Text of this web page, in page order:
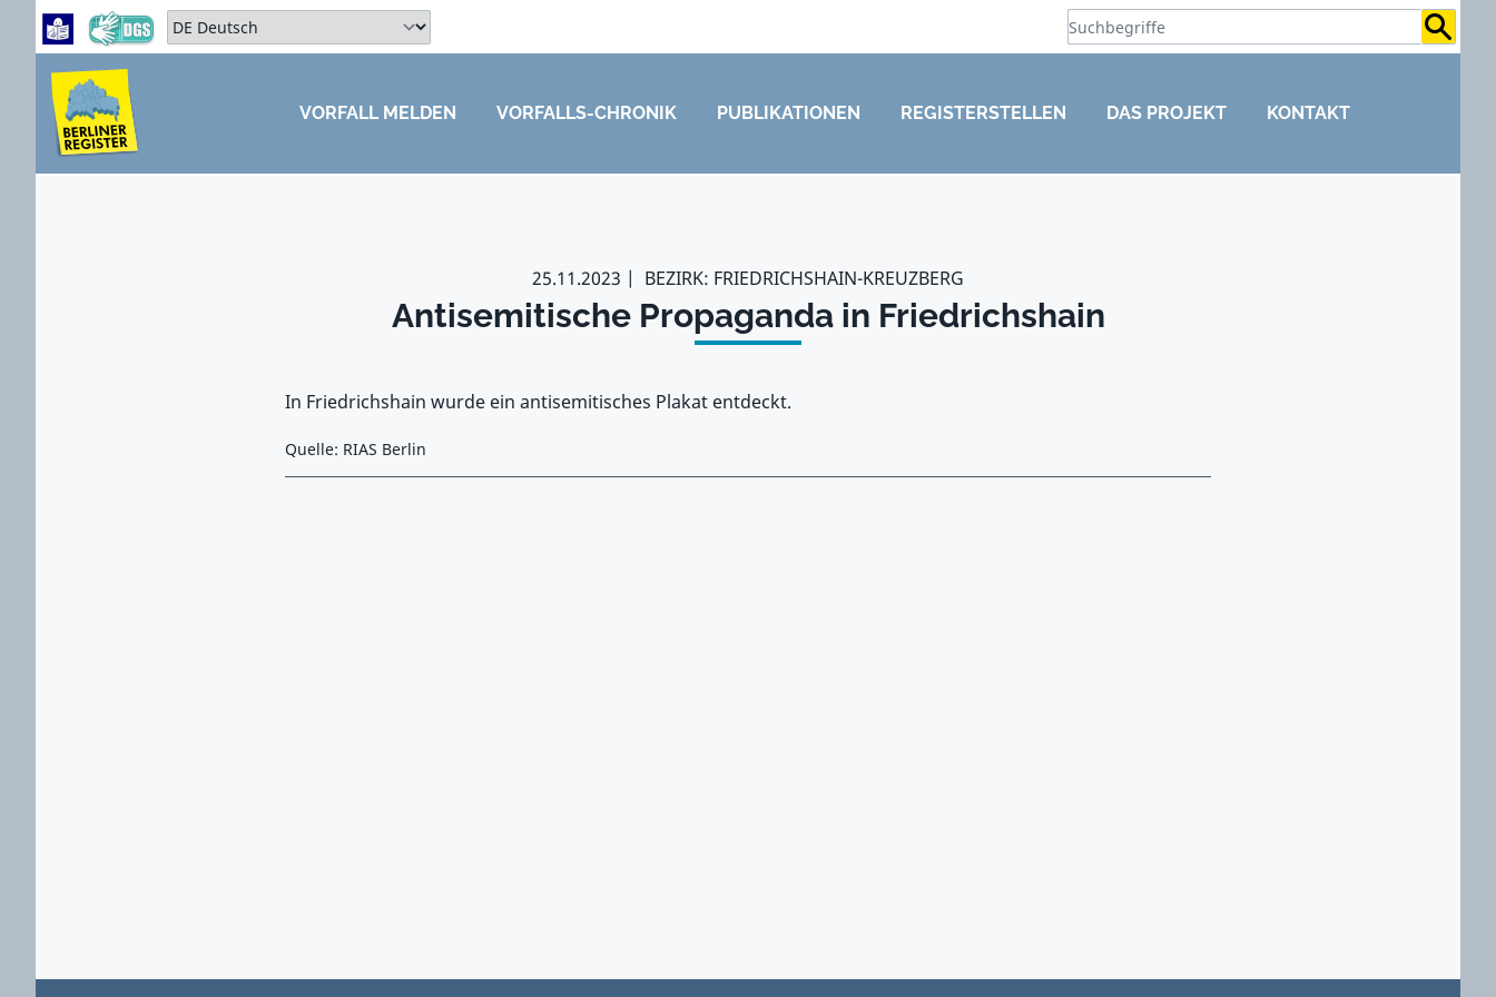
Zum Hauptbereich springen
Zum Hauptmenü springen
Sprache auswählen:
ZUM HAUPTBEREICH SPRINGEN
VORFALL MELDEN VORFALLS-CHRONIK PUBLIKATIONEN REGISTERSTELLEN DAS PROJEKT KONTAKT
25.11.2023 BEZIRK: FRIEDRICHSHAIN-KREUZBERG
Antisemitische Propaganda in Friedrichshain
In Friedrichshain wurde ein antisemitisches Plakat entdeckt.
Quelle: RIAS Berlin